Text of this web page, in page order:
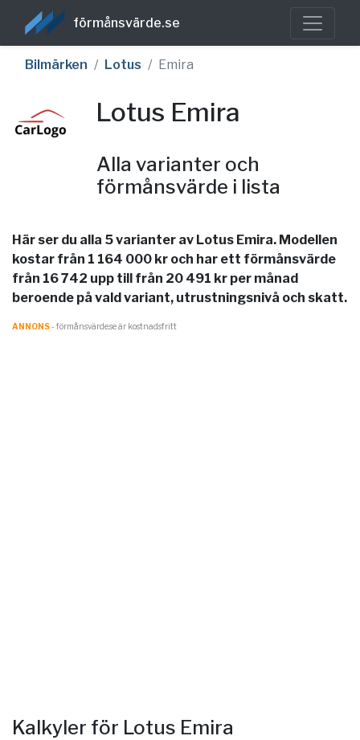
förmånsvärde.se
Bilmärken Lotus Emira
Lotus Emira
Alla varianter och
förmånsvärde i lista
Här ser du alla 5 varianter av Lotus Emira. Modellen
kostar från 1 164 000 kr och har ett förmånsvärde
från 16 742 upp till från 20 491 kr per månad
beroende på vald variant, utrustningsnivå och skatt.
ANNONS- förmånsvärde.se är kostnadsfritt
Kalkyler för Lotus Emira